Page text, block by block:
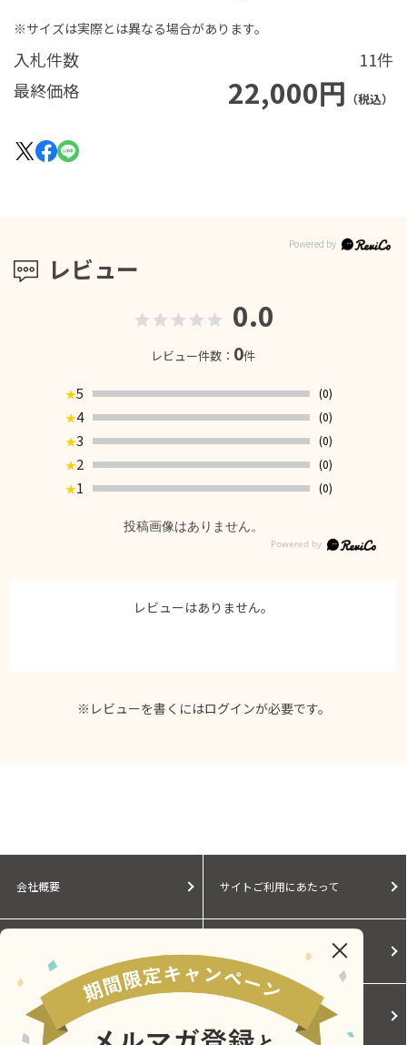
入札件数
11件
最終価格
22,000円 （税込）
※サイズは実際とは異なる場合があります。
レビュー
0.0
レビュー件数： 0件
★5
(0)
★4
(0)
★3
(0)
★2
(0)
★1 (0)
投稿画像はありません。
レビューはありません。
※レビューを書くにはログインが必要です。
会社概要 サイトご利用にあたって
Cookieポリシー ご利用規約